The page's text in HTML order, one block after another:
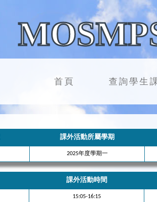
首頁 查詢學生
課外活動所屬學期
2025年度學期一
課外活動時間
15:05-16:15